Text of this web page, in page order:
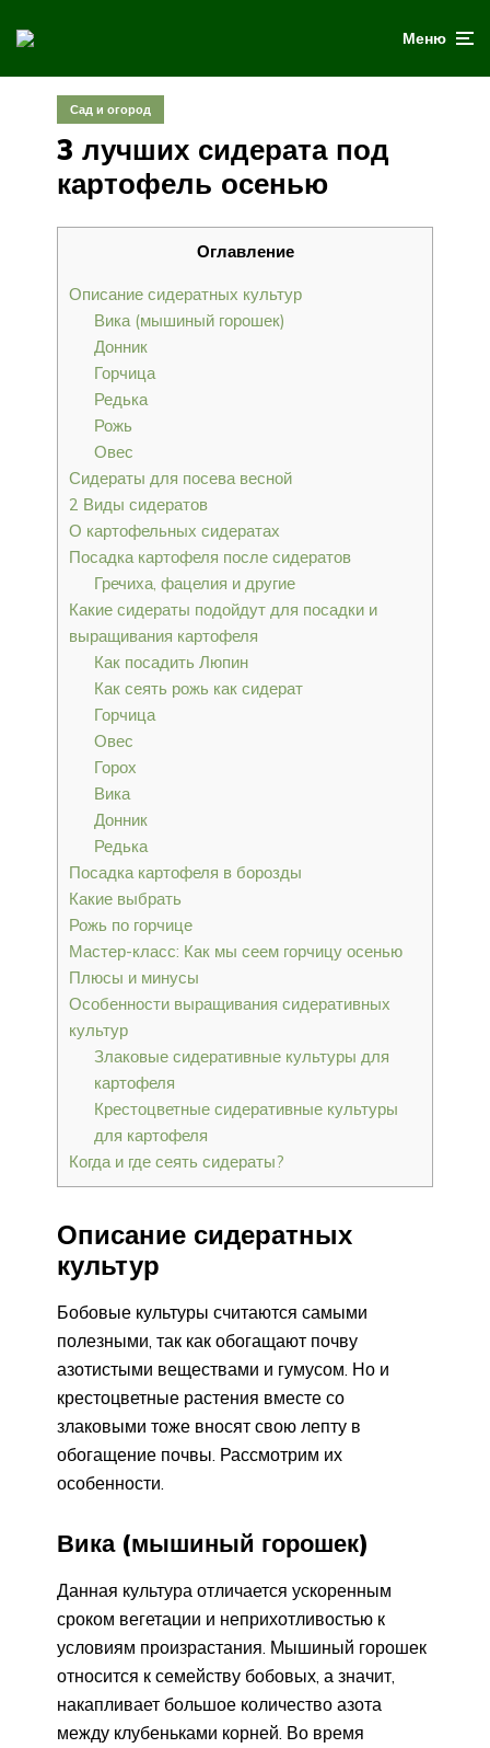
Меню
Сад и огород
3 лучших сидерата под
картофель осенью
Оглавление
Описание сидератных культур
Вика (мышиный горошек)
Донник
Горчица
Редька
Рожь
Овес
Сидераты для посева весной
2 Виды сидератов
О картофельных сидератах
Посадка картофеля после сидератов
Гречиха, фацелия и другие
Какие сидераты подойдут для посадки и
выращивания картофеля
Как посадить Люпин
Как сеять рожь как сидерат
Горчица
Овес
Горох
Вика
Донник
Редька
Посадка картофеля в борозды
Какие выбрать
Рожь по горчице
Мастер-класс: Как мы сеем горчицу осенью
Плюсы и минусы
Особенности выращивания сидеративных
культур
Злаковые сидеративные культуры для
картофеля
Крестоцветные сидеративные культуры
для картофеля
Когда и где сеять сидераты?
Описание сидератных
культур
Бобовые культуры считаются самыми
полезными, так как обогащают почву
азотистыми веществами и гумусом. Но и
крестоцветные растения вместе со
злаковыми тоже вносят свою лепту в
обогащение почвы. Рассмотрим их
особенности.
Вика (мышиный горошек)
Данная культура отличается ускоренным
сроком вегетации и неприхотливостью к
условиям произрастания. Мышиный горошек
относится к семейству бобовых, а значит,
накапливает большое количество азота
между клубеньками корней. Во время